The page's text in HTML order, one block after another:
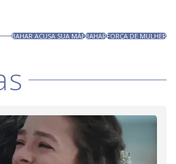
BAHAR ACUSA SUA MÃEBAHARFORÇA DE MULHER